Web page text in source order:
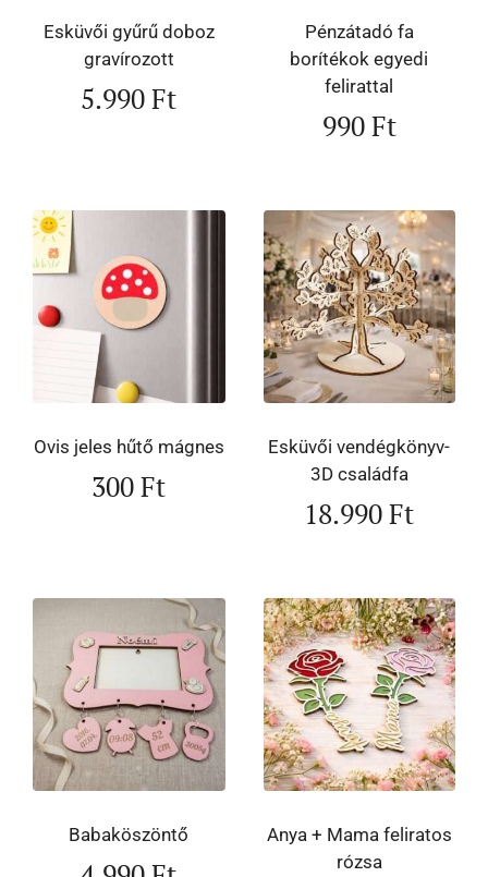
Esküvői gyűrű doboz
gravírozott
5.990Ft
Pénzátadó fa
borítékok egyedi
felirattal
990Ft
Ovis jeles hűtő mágnes
300Ft
Esküvői vendégkönyv-
3D családfa
18.990Ft
Babaköszöntő
Anya + Mama feliratos
rózsa